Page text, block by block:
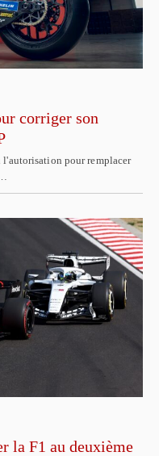
corriger son
pour remplacer
la F1 au deuxième